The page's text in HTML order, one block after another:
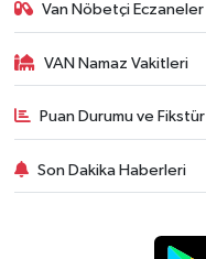
Van Nöbetçi Eczaneler
VAN Namaz Vakitleri
Puan Durumu ve Fikstür
Son Dakika Haberleri